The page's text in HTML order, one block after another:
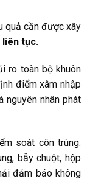
quả cần được xây
liên tục.
ro toàn bộ khuôn
điểm xâm nhập
nguyên nhân phát
soát côn trùng.
bẫy chuột, hộp
đảm bảo không